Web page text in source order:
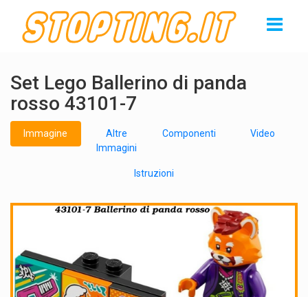
Set Lego Ballerino di panda
rosso 43101-7
Immagine
Altre
Immagini
Componenti Video
Istruzioni